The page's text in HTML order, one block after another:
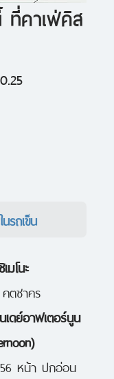
คาเฟ่คิส
ราคา
รถเข็น
มโนะ
ตชาคร
เดย์อาฟเตอร์นูน
หน้า ปกอ่อน